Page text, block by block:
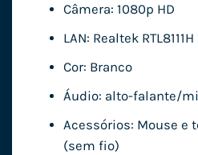
Câmera: 1080p HD
LAN: Realtek
Cor: Branco
Áudio: alto-falante/
Acessórios: Mouse e
(sem fio)